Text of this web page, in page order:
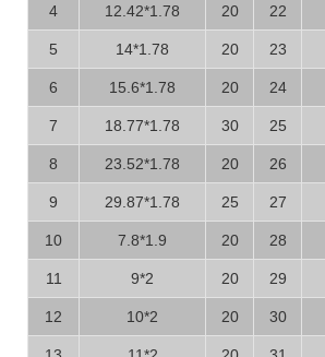
4 12.42*1.78 20 22
5 14*1.78 20 23
6 15.6*1.78 20 24
7 18.77*1.78 30 25
8 23.52*1.78 20 26
9 29.87*1.78 25 27
10 7.8*1.9 20 28
11 9*2 20 29
12 10*2 20 30